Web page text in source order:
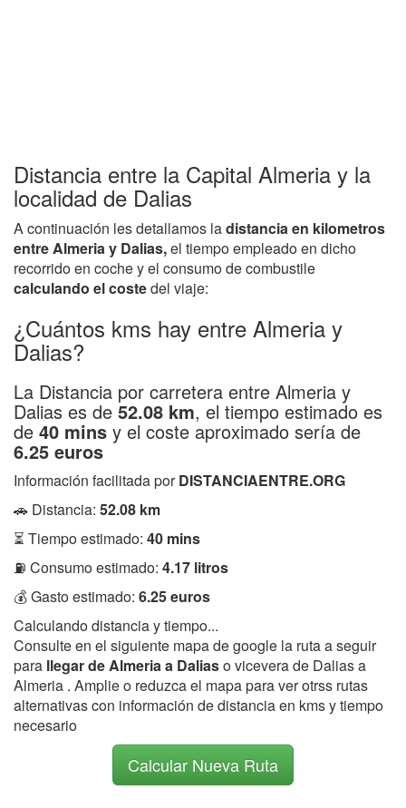
Distancia entre la Capital Almeria y la
localidad de Dalias
A continuación les detallamos ladistancia en kilometros
entre Almeria y Dalias,el tiempo empleado en dicho
recorrido en coche y el consumo de combustile
calculando el costedel viaje:
¿Cuántos kms hay entre Almeria y
Dalias?
La Distancia por carretera entre Almeria y
Dalias es de 52.08 km, el tiempo estimado es
de 40 mins y el coste aproximado sería de
6.25 euros
Información facilitada porDISTANCIAENTRE.ORG
🚗 Distancia: 52.08 km
⏳ Tiempo estimado: 40 mins
⛽ Consumo estimado: 4.17 litros
💰 Gasto estimado: 6.25 euros
Calculando distancia y tiempo...
Consulte en el siguiente mapa de google la ruta a seguir
para llegar de Almeria a Daliaso vicevera de Dalias a
Almeria . Amplie o reduzca el mapa para ver otrss rutas
alternativas con información de distancia en kms y tiempo
necesario
Calcular Nueva Ruta